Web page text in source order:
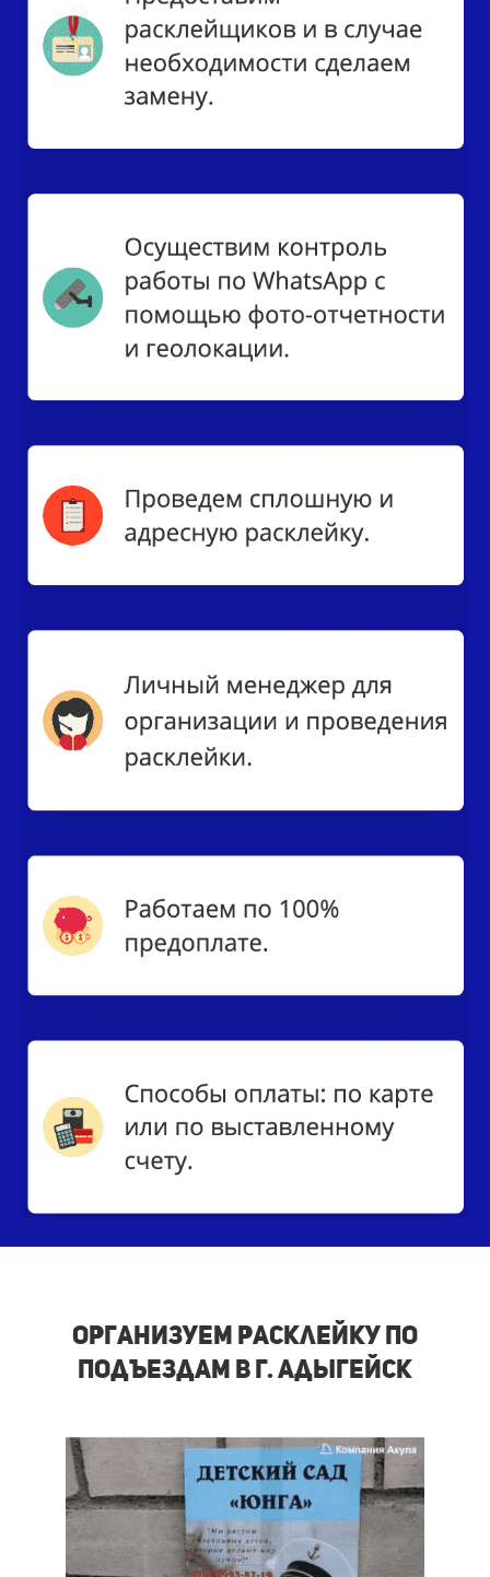
Организуем расклейку по
подъездам в г. Адыгейск